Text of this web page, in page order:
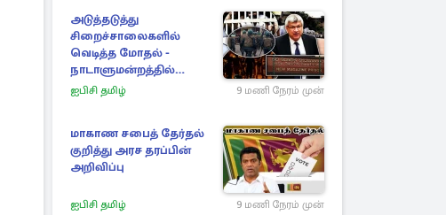
அடுத்தடுத்து
சிறைச்சாலைகளில்
வெடித்த மோதல் -
நாடாளுமன்றத்தில்
சலசலப்பு: அரசுக்கு
ஐபிசி தமிழ் 9 மணி நேரம் முன்
மாகாண சபைத் தேர்தல்
குறித்து அரச தரப்பின்
அறிவிப்பு
ஐபிசி தமிழ் 9 மணி நேரம் முன்